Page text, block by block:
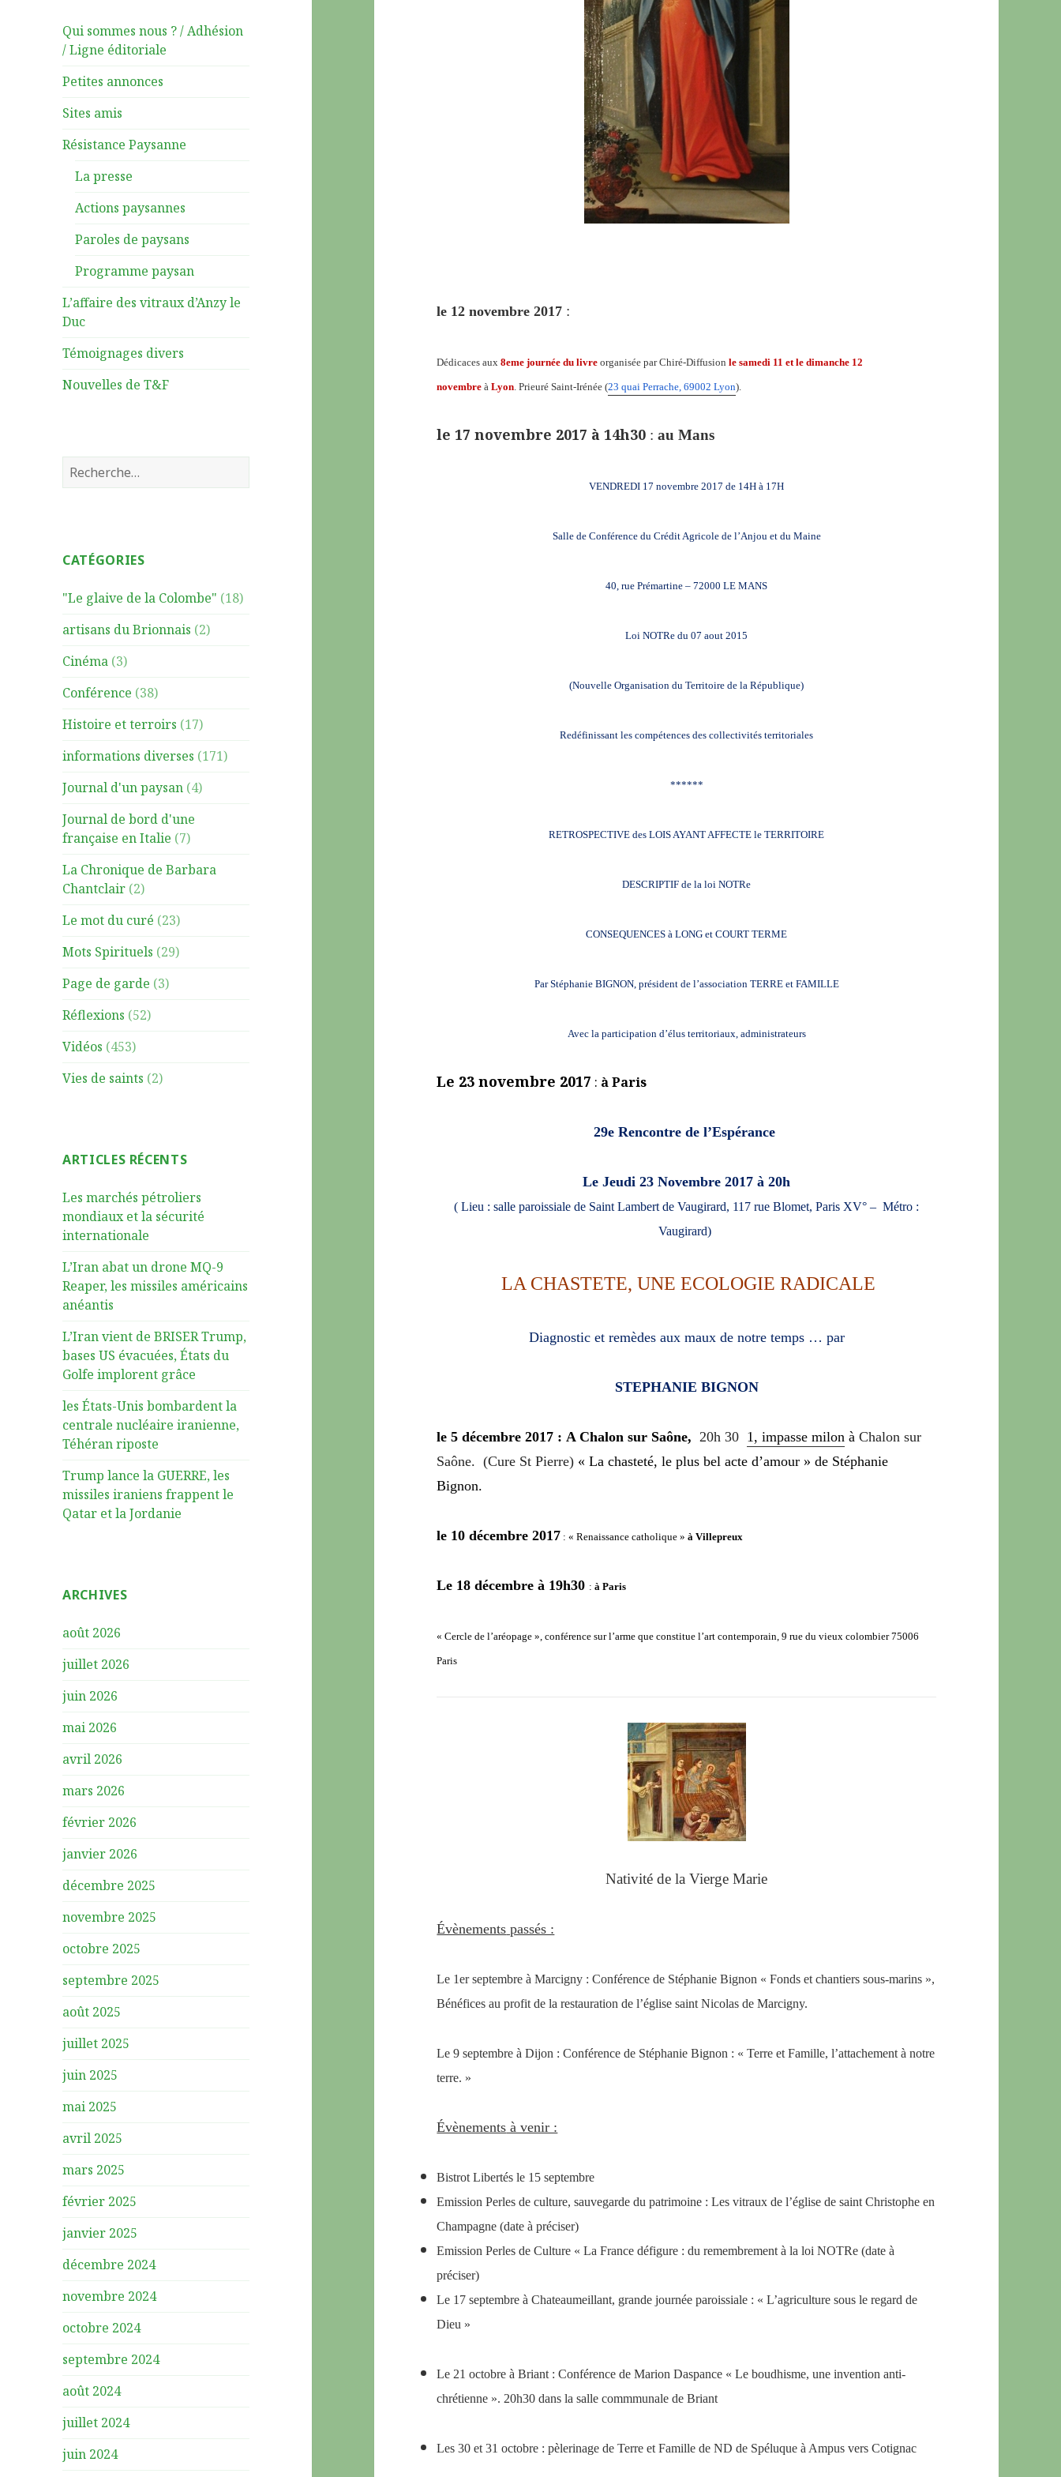
Qui sommes nous ? / Adhésion
/ Ligne éditoriale
Petites annonces
Sites amis
Résistance Paysanne
La presse
Actions paysannes
Paroles de paysans
Programme paysan
L’affaire des vitraux d’Anzy le
Duc
Témoignages divers
Nouvelles de T&F
R
e
r
h
r
CATÉGORIES
"Le glaive de la Colombe" (18)
artisans du Brionnais (2)
Cinéma (3)
Conférence (38)
Histoire et terroirs (17)
informations diverses (171)
Journal d'un paysan (4)
Journal de bord d'une
française en Italie (7)
La Chronique de Barbara
Chantclair (2)
Le mot du curé (23)
Mots Spirituels (29)
Page de garde (3)
Réflexions (52)
Vidéos (453)
Vies de saints (2)
ARTICLES RÉCENTS
Les marchés pétroliers
mondiaux et la sécurité
internationale
L’Iran abat un drone MQ-9
Reaper, les missiles américains
anéantis
L’Iran vient de BRISER Trump,
bases US évacuées, États du
Golfe implorent grâce
les États-Unis bombardent la
centrale nucléaire iranienne,
Téhéran riposte
Trump lance la GUERRE, les
missiles iraniens frappent le
Qatar et la Jordanie
ARCHIVES
août 2026
juillet 2026
juin 2026
mai 2026
avril 2026
mars 2026
février 2026
janvier 2026
décembre 2025
novembre 2025
octobre 2025
septembre 2025
août 2025
juillet 2025
juin 2025
mai 2025
avril 2025
mars 2025
février 2025
janvier 2025
décembre 2024
novembre 2024
octobre 2024
septembre 2024
août 2024
juillet 2024
juin 2024
le 12 novembre 2017 :
Dédicaces aux 8eme journée du livre organisée par Chiré-Diffusionle samedi 11 et le dimanche 12
novembre àLyon. Prieuré Saint-Irénée (23 quai Perrache, 69002 Lyon).
le 17 novembre 2017 à 14h30 : au Mans
VENDREDI 17 novembre 2017 de 14H à 17H
Salle de Conférence du Crédit Agricole de l’Anjou et du Maine
40, rue Prémartine – 72000 LE MANS
Loi NOTRe du 07 aout 2015
(Nouvelle Organisation du Territoire de la République)
Redéfinissant les compétences des collectivités territoriales
******
RETROSPECTIVE des LOIS AYANT AFFECTE le TERRITOIRE
DESCRIPTIF de la loi NOTRe
CONSEQUENCES à LONG et COURT TERME
Par Stéphanie BIGNON, président de l’association TERRE et FAMILLE
Avec la participation d’élus territoriaux, administrateurs
Le 23 novembre 2017 : à Paris
29e Rencontre de l’Espérance
Le Jeudi 23 Novembre 2017 à 20h
( Lieu : salle paroissiale de Saint Lambert de Vaugirard, 117 rue Blomet, Paris XV° – Métro :
Vaugirard)
LA CHASTETE, UNE ECOLOGIE RADICALE
Diagnostic et remèdes aux maux de notre temps … par
STEPHANIE BIGNON
le 5 décembre 2017 : A Chalon sur Saône, 20h 30 1, impasse milon à Chalon sur
Saône. (Cure St Pierre) « La chasteté, le plus bel acte d’amour » de Stéphanie
Bignon.
le 10 décembre 2017 : « Renaissance catholique »à Villepreux
Le 18 décembre à 19h30 :à Paris
« Cercle de l’aréopage », conférence sur l’arme que constitue l’art contemporain, 9 rue du vieux colombier 75006
Paris
Nativité de la Vierge Marie
Évènements passés :
Le 1er septembre à Marcigny : Conférence de Stéphanie Bignon « Fonds et chantiers sous-marins »,
Bénéfices au profit de la restauration de l’église saint Nicolas de Marcigny.
Le 9 septembre à Dijon : Conférence de Stéphanie Bignon : « Terre et Famille, l’attachement à notre
terre. »
Évènements à venir :
Bistrot Libertés le 15 septembre
Emission Perles de culture, sauvegarde du patrimoine : Les vitraux de l’église de saint Christophe en
Champagne (date à préciser)
Emission Perles de Culture « La France défigure : du remembrement à la loi NOTRe (date à
préciser)
Le 17 septembre à Chateaumeillant, grande journée paroissiale : « L’agriculture sous le regard de
Dieu »
Le 21 octobre à Briant : Conférence de Marion Daspance « Le boudhisme, une invention anti-
chrétienne ». 20h30 dans la salle commmunale de Briant
Les 30 et 31 octobre : pèlerinage de Terre et Famille de ND de Spéluque à Ampus vers Cotignac